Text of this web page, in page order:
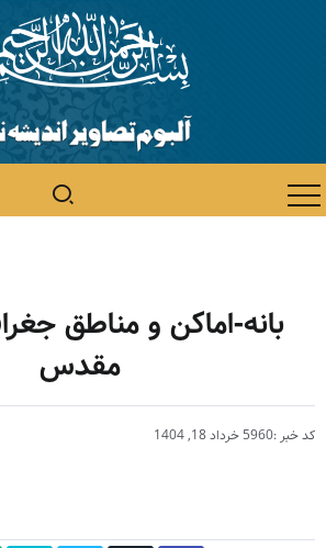
بانه-اماکن و مناطق
مقدس
کد خبر :5960 خرداد 18, 1404